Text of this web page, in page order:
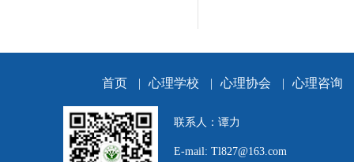
首页 | 心理学校 | 心理协会 | 心理咨询
联系人：谭力
E-mail: Tl827@163.com